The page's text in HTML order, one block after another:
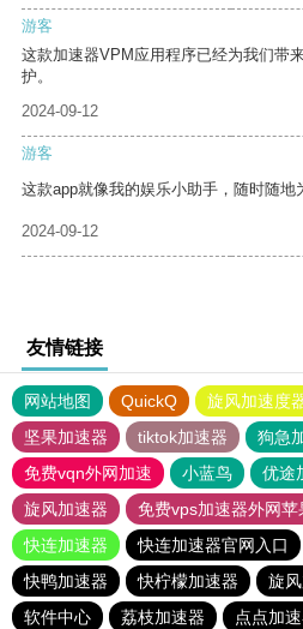
游客
这款加速器VPM应用程序已经为我们带
护。
2024-09-12
游客
这款app就像我的娱乐小助手，随时随地
2024-09-12
友情链接
网站地图 QuickQ 旋风加速度
坚果加速器
tiktok加速器
狗急
免费vqn外网加速
小蓝鸟 优途
旋风加速器
免费vps加速器外网苹
快连加速器
快连加速器官网入口
快鸭加速器
快柠檬加速器 旋
软件中心
荔枝加速器 点点加